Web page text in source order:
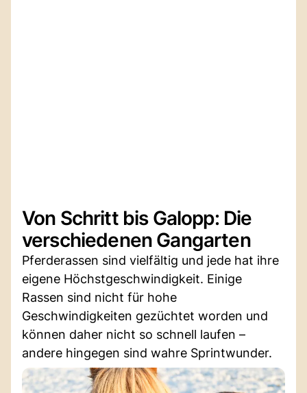
Von Schritt bis Galopp: Die
verschiedenen Gangarten
Pferderassen sind vielfältig und jede hat ihre
eigene Höchstgeschwindigkeit. Einige
Rassen sind nicht für hohe
Geschwindigkeiten gezüchtet worden und
können daher nicht so schnell laufen –
andere hingegen sind wahre Sprintwunder.